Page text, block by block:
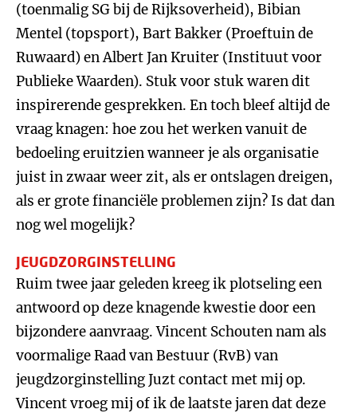
(toenmalig SG bij de Rijksoverheid), Bibian
Mentel (topsport), Bart Bakker (Proeftuin de
Ruwaard) en Albert Jan Kruiter (Instituut voor
Publieke Waarden). Stuk voor stuk waren dit
inspirerende gesprekken. En toch bleef altijd de
vraag knagen: hoe zou het werken vanuit de
bedoeling eruitzien wanneer je als organisatie
juist in zwaar weer zit, als er ontslagen dreigen,
als er grote financiële problemen zijn? Is dat dan
nog wel mogelijk?
JEUGDZORGINSTELLING
Ruim twee jaar geleden kreeg ik plotseling een
antwoord op deze knagende kwestie door een
bijzondere aanvraag. Vincent Schouten nam als
voormalige Raad van Bestuur (RvB) van
jeugdzorginstelling Juzt contact met mij op.
Vincent vroeg mij of ik de laatste jaren dat deze